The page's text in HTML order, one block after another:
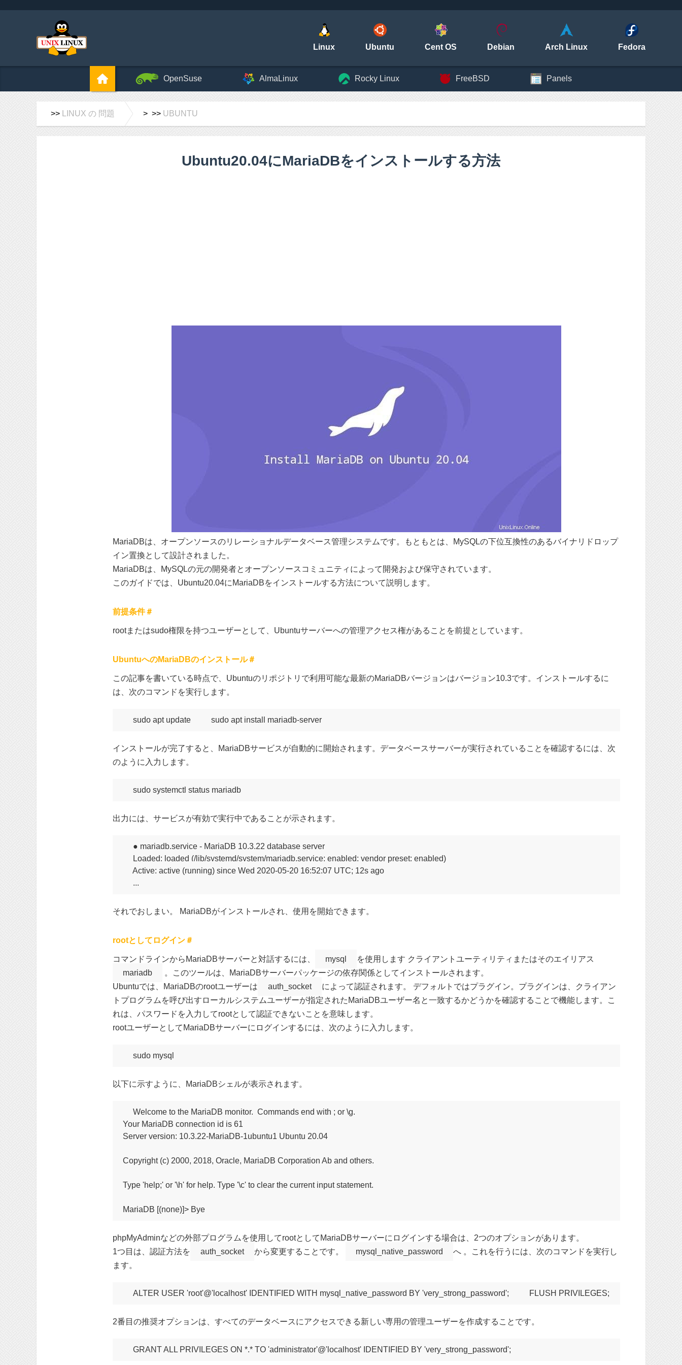
Linux Ubuntu Cent OS Debian Arch Linux Fedora
OpenSuse AlmaLinux Rocky Linux FreeBSD Panels
>> LINUX の 問題 > >> UBUNTU
Ubuntu20.04にMariaDBをインストールする方法
MariaDBは、オープンソースのリレーショナルデータベース管理システムです。もともとは、MySQLの下位互換性のあるバイナリドロップ
イン置換として設計されました。
MariaDBは、MySQLの元の開発者とオープンソースコミュニティによって開発および保守されています。
このガイドでは、Ubuntu20.04にMariaDBをインストールする方法について説明します。
前提条件＃
rootまたはsudo権限を持つユーザーとして、Ubuntuサーバーへの管理アクセス権があることを前提としています。
UbuntuへのMariaDBのインストール＃
この記事を書いている時点で、Ubuntuのリポジトリで利用可能な最新のMariaDBバージョンはバージョン10.3です。インストールするに
は、次のコマンドを実行します。
sudo apt update sudo apt install mariadb-server
インストールが完了すると、MariaDBサービスが自動的に開始されます。データベースサーバーが実行されていることを確認するには、次
のように入力します。
sudo systemctl status mariadb
出力には、サービスが有効で実行中であることが示されます。
● mariadb.service - MariaDB 10.3.22 database server
     Loaded: loaded (/lib/systemd/system/mariadb.service; enabled; vendor preset: enabled)
     Active: active (running) since Wed 2020-05-20 16:52:07 UTC; 12s ago
     ...
それでおしまい。 MariaDBがインストールされ、使用を開始できます。
rootとしてログイン＃
コマンドラインからMariaDBサーバーと対話するには、 mysql
を使用します クライアントユーティリティまたはそのエイリアス
mariadb
。このツールは、MariaDBサーバーパッケージの依存関係としてインストールされます。
Ubuntuでは、MariaDBのrootユーザーは
auth_socket
によって認証されます。 デフォルトではプラグイン。プラグインは、クライアン
トプログラムを呼び出すローカルシステムユーザーが指定されたMariaDBユーザー名と一致するかどうかを確認することで機能します。こ
れは、パスワードを入力してrootとして認証できないことを意味します。
rootユーザーとしてMariaDBサーバーにログインするには、次のように入力します。
sudo mysql
以下に示すように、MariaDBシェルが表示されます。
Welcome to the MariaDB monitor.  Commands end with ; or \g.
Your MariaDB connection id is 61
Server version: 10.3.22-MariaDB-1ubuntu1 Ubuntu 20.04
Copyright (c) 2000, 2018, Oracle, MariaDB Corporation Ab and others.
Type 'help;' or '\h' for help. Type '\c' to clear the current input statement.
phpMyAdminなどの外部プログラムを使用してrootとしてMariaDBサーバーにログインする場合は、2つのオプションがあります。
1つ目は、認証方法を
auth_socket から変更することです。 mysql_native_password
へ 。これを行うには、次のコマンドを実行し
ます。
ALTER USER 'root'@'localhost' IDENTIFIED WITH mysql_native_password BY 'very_strong_password'; FLUSH PRIVILEGES;
2番目の推奨オプションは、すべてのデータベースにアクセスできる新しい専用の管理ユーザーを作成することです。
GRANT ALL PRIVILEGES ON *.* TO 'administrator'@'localhost' IDENTIFIED BY 'very_strong_password';